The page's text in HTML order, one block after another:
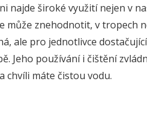
najde široké využití nejen v
může znehodnotit, v tropech
ale pro jednotlivce
Jeho používání i čištění
chvíli máte čistou vodu.